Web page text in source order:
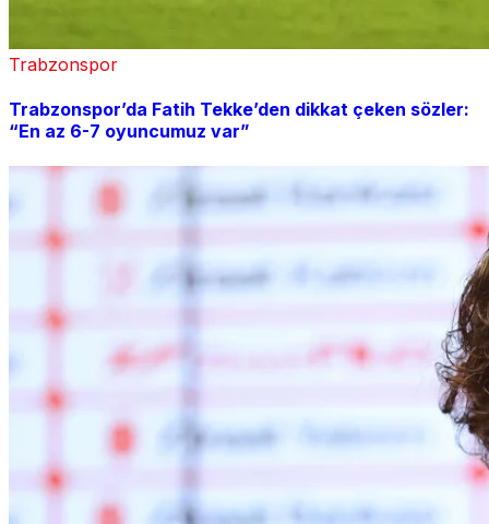
Trabzonspor
Trabzonspor’da Fatih Tekke’den dikkat çeken sözler:
“En az 6-7 oyuncumuz var”